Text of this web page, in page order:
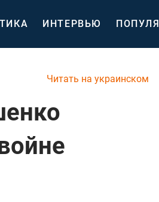
ИНТЕРВЬЮ
Читать на украинском